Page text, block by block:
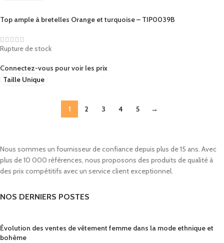
Top ample à bretelles Orange et turquoise – TIP0039B
Rupture de stock
Connectez-vous pour voir les prix
Taille Unique
1 2 3 4 5 →
Nous sommes un fournisseur de confiance depuis plus de 15 ans. Avec
plus de 10 000 références, nous proposons des produits de qualité à
des prix compétitifs avec un service client exceptionnel.
NOS DERNIERS POSTES
Évolution des ventes de vêtement femme dans la mode ethnique et
bohème